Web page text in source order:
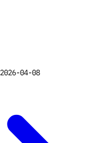
2026-04-08